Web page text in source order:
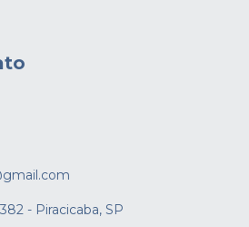
- Piracicaba, SP